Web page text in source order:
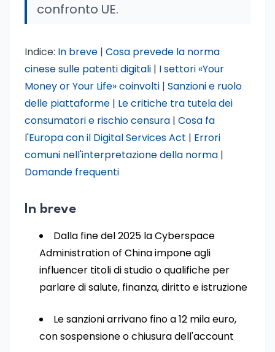
confronto UE.
Indice: In breve | Cosa prevede la norma
cinese sulle patenti digitali | I settori «Your
Money or Your Life» coinvolti | Sanzioni e ruolo
delle piattaforme | Le critiche tra tutela dei
consumatori e rischio censura | Cosa fa
l'Europa con il Digital Services Act | Errori
comuni nell'interpretazione della norma |
Domande frequenti
In breve
Dalla fine del 2025 la Cyberspace
Administration of China impone agli
influencer titoli di studio o qualifiche per
parlare di salute, finanza, diritto e istruzione
Le sanzioni arrivano fino a 12 mila euro,
con sospensione o chiusura dell'account